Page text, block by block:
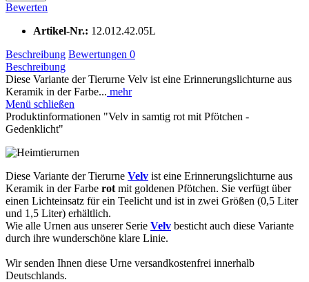
Bewerten
Artikel-Nr.: 12.012.42.05L
Beschreibung Bewertungen 0
Beschreibung
Diese Variante der Tierurne Velv ist eine Erinnerungslichturne aus
Keramik in der Farbe... mehr
Menü schließen
Produktinformationen "Velv in samtig rot mit Pfötchen -
Gedenklicht"
Diese Variante der Tierurne Velv ist eine Erinnerungslichturne aus
Keramik in der Farbe rot mit goldenen Pfötchen. Sie verfügt über
einen Lichteinsatz für ein Teelicht und ist in zwei Größen (0,5 Liter
und 1,5 Liter) erhältlich.
Wie alle Urnen aus unserer Serie Velv besticht auch diese Variante
durch ihre wunderschöne klare Linie.
Wir senden Ihnen diese Urne versandkostenfrei innerhalb
Deutschlands.